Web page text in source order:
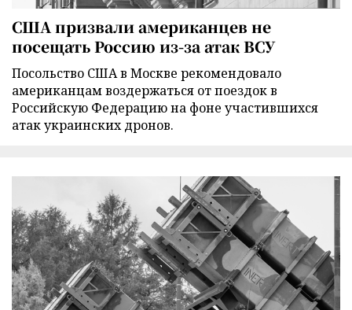
США призвали американцев не
посещать Россию из-за атак ВСУ
Посольство США в Москве рекомендовало
американцам воздержаться от поездок в
Российскую Федерацию на фоне участившихся
атак украинских дронов.